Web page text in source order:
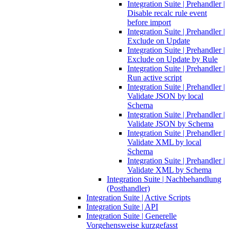
Integration Suite | Prehandler |
Disable recalc rule event
before import
Integration Suite | Prehandler |
Exclude on Update
Integration Suite | Prehandler |
Exclude on Update by Rule
Integration Suite | Prehandler |
Run active script
Integration Suite | Prehandler |
Validate JSON by local
Schema
Integration Suite | Prehandler |
Validate JSON by Schema
Integration Suite | Prehandler |
Validate XML by local
Schema
Integration Suite | Prehandler |
Validate XML by Schema
Integration Suite | Nachbehandlung
(Posthandler)
Integration Suite | Active Scripts
Integration Suite | API
Integration Suite | Generelle
Vorgehensweise kurzgefasst